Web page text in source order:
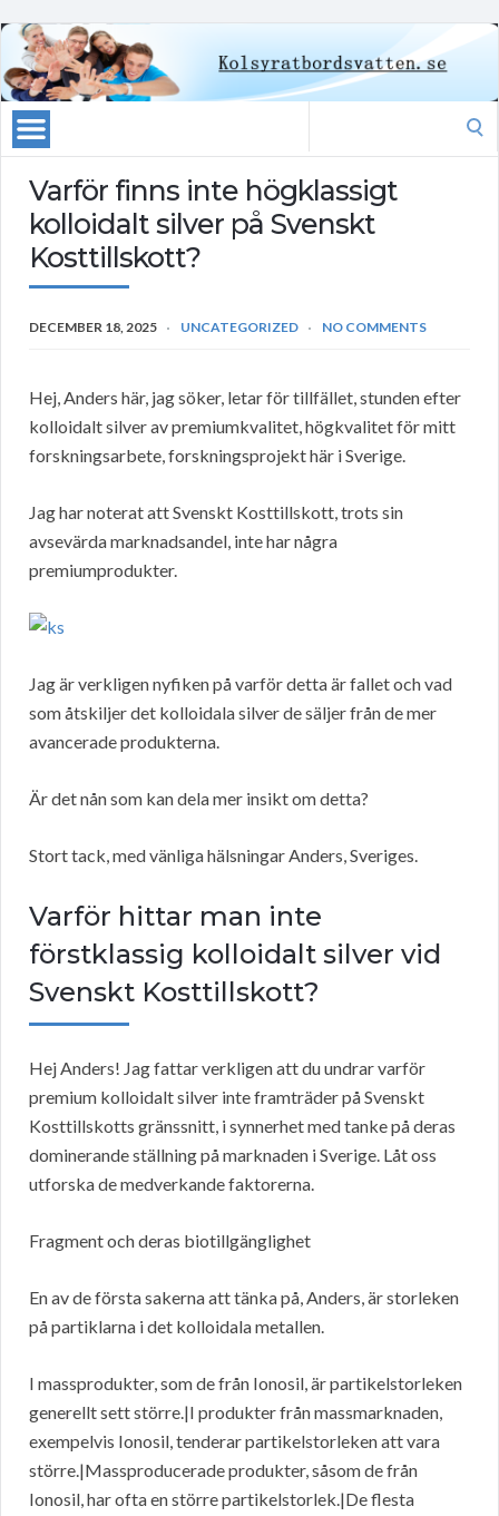
Varför finns inte högklassigt
kolloidalt silver på Svenskt
Kosttillskott?
DECEMBER 18, 2025 UNCATEGORIZED NO COMMENTS
Hej, Anders här, jag söker, letar för tillfället, stunden efter
kolloidalt silver av premiumkvalitet, högkvalitet för mitt
forskningsarbete, forskningsprojekt här i Sverige.
Jag har noterat att Svenskt Kosttillskott, trots sin
avsevärda marknadsandel, inte har några
premiumprodukter.
Jag är verkligen nyfiken på varför detta är fallet och vad
som åtskiljer det kolloidala silver de säljer från de mer
avancerade produkterna.
Är det nån som kan dela mer insikt om detta?
Stort tack, med vänliga hälsningar Anders, Sveriges.
Varför hittar man inte
förstklassig kolloidalt silver vid
Svenskt Kosttillskott?
Hej Anders! Jag fattar verkligen att du undrar varför
premium kolloidalt silver inte framträder på Svenskt
Kosttillskotts gränssnitt, i synnerhet med tanke på deras
dominerande ställning på marknaden i Sverige. Låt oss
utforska de medverkande faktorerna.
Fragment och deras biotillgänglighet
En av de första sakerna att tänka på, Anders, är storleken
på partiklarna i det kolloidala metallen.
I massprodukter, som de från Ionosil, är partikelstorleken
generellt sett större.|I produkter från massmarknaden,
exempelvis Ionosil, tenderar partikelstorleken att vara
större.|Massproducerade produkter, såsom de från
Ionosil, har ofta en större partikelstorlek.|De flesta